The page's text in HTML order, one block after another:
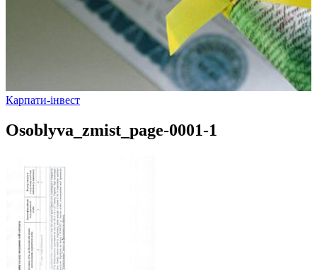
Карпати-інвест
Osoblyva_zmist_page-0001-1